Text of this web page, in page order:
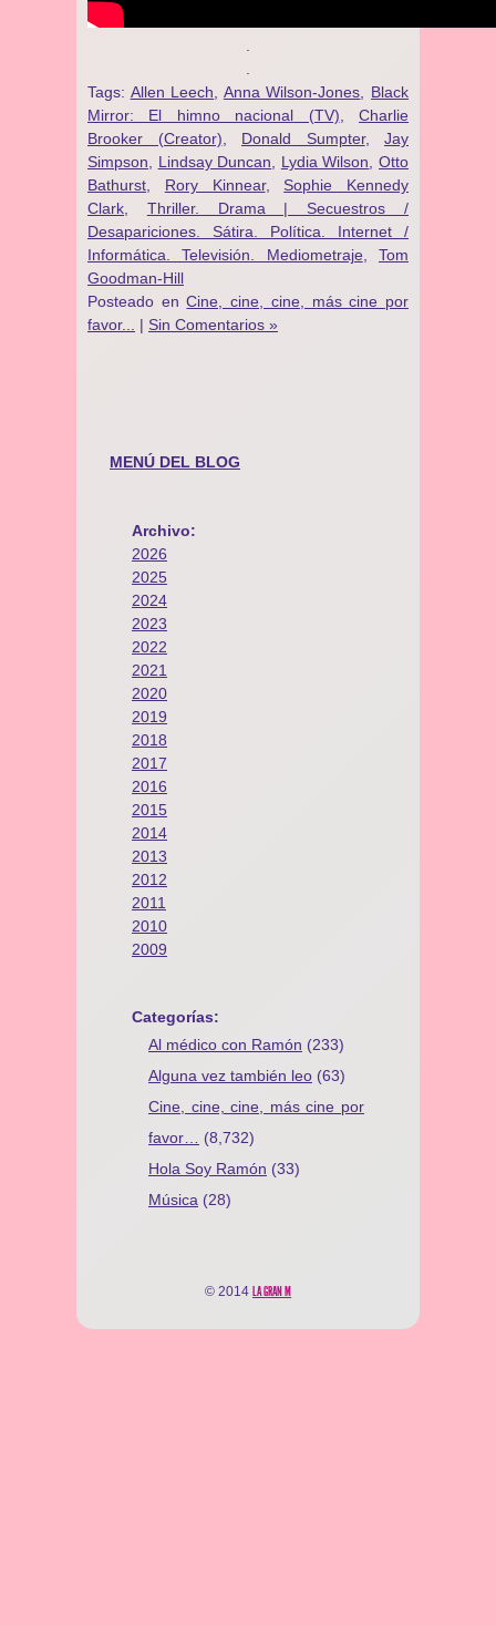
Tags: Allen Leech Anna Wilson-Jones
Black
Mirror: El himno nacional (TV) ,Charlie
Brooker (Creator)
Donald Sumpter, Jay
Simpson
Lindsay Duncan Lydia Wilson ,Otto
Bathurst
Rory Kinnear, Sophie Kennedy
Clark
Thriller. Drama | Secuestros /
Desapariciones. Sátira. Política. Internet /
Informática. Televisión. Mediometraje ,Tom
Goodman-Hill
Posteado enCine, cine, cine, más cine por
favor...
| Sin Comentarios »
MENÚ DEL BLOG
Archivo:
2026
2025
2024
2023
2022
2021
2020
2019
2018
2017
2016
2015
2014
2013
2012
2011
2010
2009
Categorías:
Al médico con Ramón (233)
Alguna vez también leo (63)
Cine, cine, cine, más cine por
favor…
(8,732)
Hola Soy Ramón (33)
Música (28)
© 2014 LA GRAN M